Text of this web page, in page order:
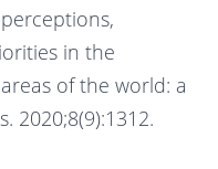
in the
of the world: a
2020;8(9):1312.